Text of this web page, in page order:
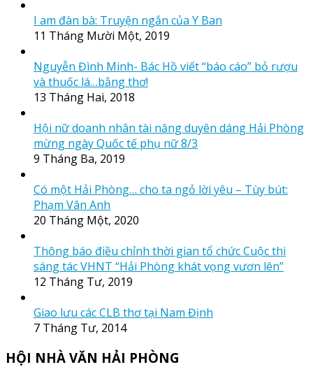
I am đàn bà: Truyện ngắn của Y Ban
11 Tháng Mười Một, 2019
Nguyễn Đình Minh- Bác Hồ viết “báo cáo” bỏ rượu
và thuốc lá…bằng thơ!
13 Tháng Hai, 2018
Hội nữ doanh nhân tài năng duyên dáng Hải Phòng
mừng ngày Quốc tế phụ nữ 8/3
9 Tháng Ba, 2019
Có một Hải Phòng… cho ta ngỏ lời yêu – Tùy bút:
Phạm Vân Anh
20 Tháng Một, 2020
Thông báo điều chỉnh thời gian tổ chức Cuộc thi
sáng tác VHNT “Hải Phòng khát vọng vươn lên”
12 Tháng Tư, 2019
Giao lưu các CLB thơ tại Nam Định
7 Tháng Tư, 2014
HỘI NHÀ VĂN HẢI PHÒNG